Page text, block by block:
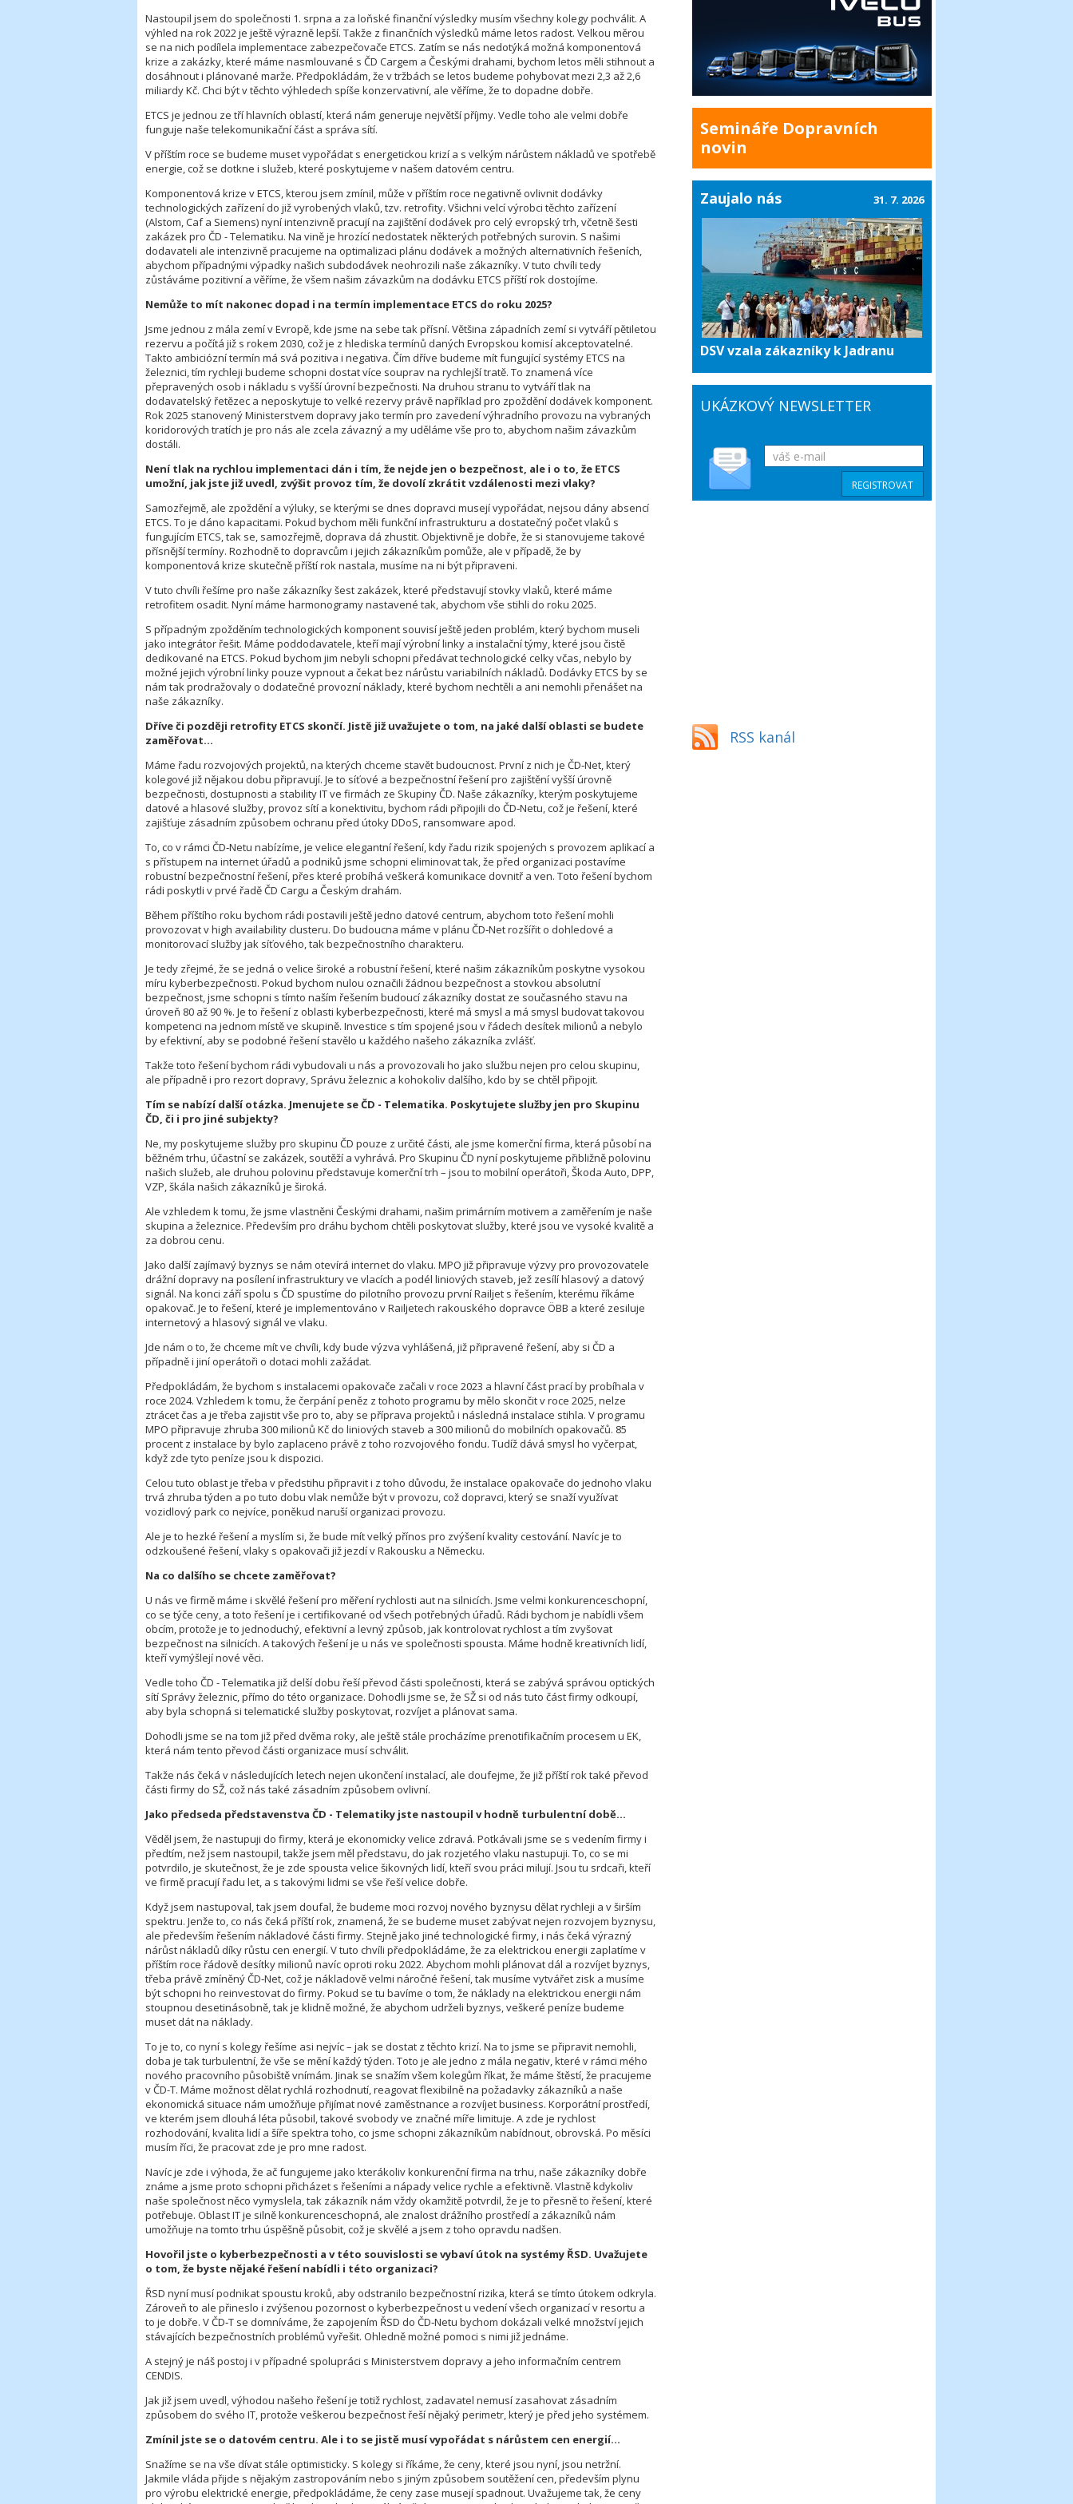
Nastoupil jsem do společnosti 1. srpna a za loňské finanční výsledky musím všechny kolegy pochválit. A
výhled na rok 2022 je ještě výrazně lepší. Takže z finančních výsledků máme letos radost. Velkou měrou
se na nich podílela implementace zabezpečovače ETCS. Zatím se nás nedotýká možná komponentová
krize a zakázky, které máme nasmlouvané s ČD Cargem a Českými drahami, bychom letos měli stihnout a
dosáhnout i plánované marže. Předpokládám, že v tržbách se letos budeme pohybovat mezi 2,3 až 2,6
miliardy Kč. Chci být v těchto výhledech spíše konzervativní, ale věříme, že to dopadne dobře.
ETCS je jednou ze tří hlavních oblastí, která nám generuje největší příjmy. Vedle toho ale velmi dobře
funguje naše telekomunikační část a správa sítí.
V příštím roce se budeme muset vypořádat s energetickou krizí a s velkým nárůstem nákladů ve spotřebě
energie, což se dotkne i služeb, které poskytujeme v našem datovém centru.
Komponentová krize v ETCS, kterou jsem zmínil, může v příštím roce negativně ovlivnit dodávky
technologických zařízení do již vyrobených vlaků, tzv. retrofity. Všichni velcí výrobci těchto zařízení
(Alstom, Caf a Siemens) nyní intenzivně pracují na zajištění dodávek pro celý evropský trh, včetně šesti
zakázek pro ČD - Telematiku. Na vině je hrozící nedostatek některých potřebných surovin. S našimi
dodavateli ale intenzivně pracujeme na optimalizaci plánu dodávek a možných alternativních řešeních,
abychom případnými výpadky našich subdodávek neohrozili naše zákazníky. V tuto chvíli tedy
zůstáváme pozitivní a věříme, že všem našim závazkům na dodávku ETCS příští rok dostojíme.
Nemůže to mít nakonec dopad i na termín implementace ETCS do roku 2025?
Jsme jednou z mála zemí v Evropě, kde jsme na sebe tak přísní. Většina západních zemí si vytváří pětiletou
rezervu a počítá již s rokem 2030, což je z hlediska termínů daných Evropskou komisí akceptovatelné.
Takto ambiciózní termín má svá pozitiva i negativa. Čím dříve budeme mít fungující systémy ETCS na
železnici, tím rychleji budeme schopni dostat více souprav na rychlejší tratě. To znamená více
přepravených osob i nákladu s vyšší úrovní bezpečnosti. Na druhou stranu to vytváří tlak na
dodavatelský řetězec a neposkytuje to velké rezervy právě například pro zpoždění dodávek komponent.
Rok 2025 stanovený Ministerstvem dopravy jako termín pro zavedení výhradního provozu na vybraných
koridorových tratích je pro nás ale zcela závazný a my uděláme vše pro to, abychom našim závazkům
dostáli.
Není tlak na rychlou implementaci dán i tím, že nejde jen o bezpečnost, ale i o to, že ETCS
umožní, jak jste již uvedl, zvýšit provoz tím, že dovolí zkrátit vzdálenosti mezi vlaky?
Samozřejmě, ale zpoždění a výluky, se kterými se dnes dopravci musejí vypořádat, nejsou dány absencí
ETCS. To je dáno kapacitami. Pokud bychom měli funkční infrastrukturu a dostatečný počet vlaků s
fungujícím ETCS, tak se, samozřejmě, doprava dá zhustit. Objektivně je dobře, že si stanovujeme takové
přísnější termíny. Rozhodně to dopravcům i jejich zákazníkům pomůže, ale v případě, že by
komponentová krize skutečně příští rok nastala, musíme na ni být připraveni.
V tuto chvíli řešíme pro naše zákazníky šest zakázek, které představují stovky vlaků, které máme
retrofitem osadit. Nyní máme harmonogramy nastavené tak, abychom vše stihli do roku 2025.
S případným zpožděním technologických komponent souvisí ještě jeden problém, který bychom museli
jako integrátor řešit. Máme poddodavatele, kteří mají výrobní linky a instalační týmy, které jsou čistě
dedikované na ETCS. Pokud bychom jim nebyli schopni předávat technologické celky včas, nebylo by
možné jejich výrobní linky pouze vypnout a čekat bez nárůstu variabilních nákladů. Dodávky ETCS by se
nám tak prodražovaly o dodatečné provozní náklady, které bychom nechtěli a ani nemohli přenášet na
naše zákazníky.
Dříve či později retrofity ETCS skončí. Jistě již uvažujete o tom, na jaké další oblasti se budete
zaměřovat…
Máme řadu rozvojových projektů, na kterých chceme stavět budoucnost. První z nich je ČD‑Net, který
kolegové již nějakou dobu připravují. Je to síťové a bezpečnostní řešení pro zajištění vyšší úrovně
bezpečnosti, dostupnosti a stability IT ve firmách ze Skupiny ČD. Naše zákazníky, kterým poskytujeme
datové a hlasové služby, provoz sítí a konektivitu, bychom rádi připojili do ČD‑Netu, což je řešení, které
zajišťuje zásadním způsobem ochranu před útoky DDoS, ransomware apod.
To, co v rámci ČD‑Netu nabízíme, je velice elegantní řešení, kdy řadu rizik spojených s provozem aplikací a
s přístupem na internet úřadů a podniků jsme schopni eliminovat tak, že před organizaci postavíme
robustní bezpečnostní řešení, přes které probíhá veškerá komunikace dovnitř a ven. Toto řešení bychom
rádi poskytli v prvé řadě ČD Cargu a Českým drahám.
Během příštího roku bychom rádi postavili ještě jedno datové centrum, abychom toto řešení mohli
provozovat v high availability clusteru. Do budoucna máme v plánu ČD‑Net rozšířit o dohledové a
monitorovací služby jak síťového, tak bezpečnostního charakteru.
Je tedy zřejmé, že se jedná o velice široké a robustní řešení, které našim zákazníkům poskytne vysokou
míru kyberbezpečnosti. Pokud bychom nulou označili žádnou bezpečnost a stovkou absolutní
bezpečnost, jsme schopni s tímto naším řešením budoucí zákazníky dostat ze současného stavu na
úroveň 80 až 90 %. Je to řešení z oblasti kyberbezpečnosti, které má smysl a má smysl budovat takovou
kompetenci na jednom místě ve skupině. Investice s tím spojené jsou v řádech desítek milionů a nebylo
by efektivní, aby se podobné řešení stavělo u každého našeho zákazníka zvlášť.
Takže toto řešení bychom rádi vybudovali u nás a provozovali ho jako službu nejen pro celou skupinu,
ale případně i pro rezort dopravy, Správu železnic a kohokoliv dalšího, kdo by se chtěl připojit.
Tím se nabízí další otázka. Jmenujete se ČD - Telematika. Poskytujete služby jen pro Skupinu
ČD, či i pro jiné subjekty?
Ne, my poskytujeme služby pro skupinu ČD pouze z určité části, ale jsme komerční firma, která působí na
běžném trhu, účastní se zakázek, soutěží a vyhrává. Pro Skupinu ČD nyní poskytujeme přibližně polovinu
našich služeb, ale druhou polovinu představuje komerční trh – jsou to mobilní operátoři, Škoda Auto, DPP,
VZP, škála našich zákazníků je široká.
Ale vzhledem k tomu, že jsme vlastněni Českými drahami, našim primárním motivem a zaměřením je naše
skupina a železnice. Především pro dráhu bychom chtěli poskytovat služby, které jsou ve vysoké kvalitě a
za dobrou cenu.
Jako další zajímavý byznys se nám otevírá internet do vlaku. MPO již připravuje výzvy pro provozovatele
drážní dopravy na posílení infrastruktury ve vlacích a podél liniových staveb, jež zesílí hlasový a datový
signál. Na konci září spolu s ČD spustíme do pilotního provozu první Railjet s řešením, kterému říkáme
opakovač. Je to řešení, které je implementováno v Railjetech rakouského dopravce ÖBB a které zesiluje
internetový a hlasový signál ve vlaku.
Jde nám o to, že chceme mít ve chvíli, kdy bude výzva vyhlášená, již připravené řešení, aby si ČD a
případně i jiní operátoři o dotaci mohli zažádat.
Předpokládám, že bychom s instalacemi opakovače začali v roce 2023 a hlavní část prací by probíhala v
roce 2024. Vzhledem k tomu, že čerpání peněz z tohoto programu by mělo skončit v roce 2025, nelze
ztrácet čas a je třeba zajistit vše pro to, aby se příprava projektů i následná instalace stihla. V programu
MPO připravuje zhruba 300 milionů Kč do liniových staveb a 300 milionů do mobilních opakovačů. 85
procent z instalace by bylo zaplaceno právě z toho rozvojového fondu. Tudíž dává smysl ho vyčerpat,
když zde tyto peníze jsou k dispozici.
Celou tuto oblast je třeba v předstihu připravit i z toho důvodu, že instalace opakovače do jednoho vlaku
trvá zhruba týden a po tuto dobu vlak nemůže být v provozu, což dopravci, který se snaží využívat
vozidlový park co nejvíce, poněkud naruší organizaci provozu.
Ale je to hezké řešení a myslím si, že bude mít velký přínos pro zvýšení kvality cestování. Navíc je to
odzkoušené řešení, vlaky s opakovači již jezdí v Rakousku a Německu.
Na co dalšího se chcete zaměřovat?
U nás ve firmě máme i skvělé řešení pro měření rychlosti aut na silnicích. Jsme velmi konkurenceschopní,
co se týče ceny, a toto řešení je i certifikované od všech potřebných úřadů. Rádi bychom je nabídli všem
obcím, protože je to jednoduchý, efektivní a levný způsob, jak kontrolovat rychlost a tím zvyšovat
bezpečnost na silnicích. A takových řešení je u nás ve společnosti spousta. Máme hodně kreativních lidí,
kteří vymýšlejí nové věci.
Vedle toho ČD - Telematika již delší dobu řeší převod části společnosti, která se zabývá správou optických
sítí Správy železnic, přímo do této organizace. Dohodli jsme se, že SŽ si od nás tuto část firmy odkoupí,
aby byla schopná si telematické služby poskytovat, rozvíjet a plánovat sama.
Dohodli jsme se na tom již před dvěma roky, ale ještě stále procházíme prenotifikačním procesem u EK,
která nám tento převod části organizace musí schválit.
Takže nás čeká v následujících letech nejen ukončení instalací, ale doufejme, že již příští rok také převod
části firmy do SŽ, což nás také zásadním způsobem ovlivní.
Jako předseda představenstva ČD - Telematiky jste nastoupil v hodně turbulentní době…
Věděl jsem, že nastupuji do firmy, která je ekonomicky velice zdravá. Potkávali jsme se s vedením firmy i
předtím, než jsem nastoupil, takže jsem měl představu, do jak rozjetého vlaku nastupuji. To, co se mi
potvrdilo, je skutečnost, že je zde spousta velice šikovných lidí, kteří svou práci milují. Jsou tu srdcaři, kteří
ve firmě pracují řadu let, a s takovými lidmi se vše řeší velice dobře.
Když jsem nastupoval, tak jsem doufal, že budeme moci rozvoj nového byznysu dělat rychleji a v širším
spektru. Jenže to, co nás čeká příští rok, znamená, že se budeme muset zabývat nejen rozvojem byznysu,
ale především řešením nákladové části firmy. Stejně jako jiné technologické firmy, i nás čeká výrazný
nárůst nákladů díky růstu cen energií. V tuto chvíli předpokládáme, že za elektrickou energii zaplatíme v
příštím roce řádově desítky milionů navíc oproti roku 2022. Abychom mohli plánovat dál a rozvíjet byznys,
třeba právě zmíněný ČD‑Net, což je nákladově velmi náročné řešení, tak musíme vytvářet zisk a musíme
být schopni ho reinvestovat do firmy. Pokud se tu bavíme o tom, že náklady na elektrickou energii nám
stoupnou desetinásobně, tak je klidně možné, že abychom udrželi byznys, veškeré peníze budeme
muset dát na náklady.
To je to, co nyní s kolegy řešíme asi nejvíc – jak se dostat z těchto krizí. Na to jsme se připravit nemohli,
doba je tak turbulentní, že vše se mění každý týden. Toto je ale jedno z mála negativ, které v rámci mého
nového pracovního působiště vnímám. Jinak se snažím všem kolegům říkat, že máme štěstí, že pracujeme
v ČD-T. Máme možnost dělat rychlá rozhodnutí, reagovat flexibilně na požadavky zákazníků a naše
ekonomická situace nám umožňuje přijímat nové zaměstnance a rozvíjet business. Korporátní prostředí,
ve kterém jsem dlouhá léta působil, takové svobody ve značné míře limituje. A zde je rychlost
rozhodování, kvalita lidí a šíře spektra toho, co jsme schopni zákazníkům nabídnout, obrovská. Po měsíci
musím říci, že pracovat zde je pro mne radost.
Navíc je zde i výhoda, že ač fungujeme jako kterákoliv konkurenční firma na trhu, naše zákazníky dobře
známe a jsme proto schopni přicházet s řešeními a nápady velice rychle a efektivně. Vlastně kdykoliv
naše společnost něco vymyslela, tak zákazník nám vždy okamžitě potvrdil, že je to přesně to řešení, které
potřebuje. Oblast IT je silně konkurenceschopná, ale znalost drážního prostředí a zákazníků nám
umožňuje na tomto trhu úspěšně působit, což je skvělé a jsem z toho opravdu nadšen.
Hovořil jste o kyberbezpečnosti a v této souvislosti se vybaví útok na systémy ŘSD. Uvažujete
o tom, že byste nějaké řešení nabídli i této organizaci?
ŘSD nyní musí podnikat spoustu kroků, aby odstranilo bezpečnostní rizika, která se tímto útokem odkryla.
Zároveň to ale přineslo i zvýšenou pozornost o kyberbezpečnost u vedení všech organizací v resortu a
to je dobře. V ČD‑T se domníváme, že zapojením ŘSD do ČD‑Netu bychom dokázali velké množství jejich
stávajících bezpečnostních problémů vyřešit. Ohledně možné pomoci s nimi již jednáme.
A stejný je náš postoj i v případné spolupráci s Ministerstvem dopravy a jeho informačním centrem
CENDIS.
Jak již jsem uvedl, výhodou našeho řešení je totiž rychlost, zadavatel nemusí zasahovat zásadním
způsobem do svého IT, protože veškerou bezpečnost řeší nějaký perimetr, který je před jeho systémem.
Zmínil jste se o datovém centru. Ale i to se jistě musí vypořádat s nárůstem cen energií…
Snažíme se na vše dívat stále optimisticky. S kolegy si říkáme, že ceny, které jsou nyní, jsou netržní.
Jakmile vláda přijde s nějakým zastropováním nebo s jiným způsobem soutěžení cen, především plynu
pro výrobu elektrické energie, předpokládáme, že ceny zase musejí spadnout. Uvažujeme tak, že ceny
Semináře Dopravních
novin
Zaujalo nás
DSV vzala zákazníky k Jadranu
31. 7. 2026
UKÁZKOVÝ NEWSLETTER
RSS kanál